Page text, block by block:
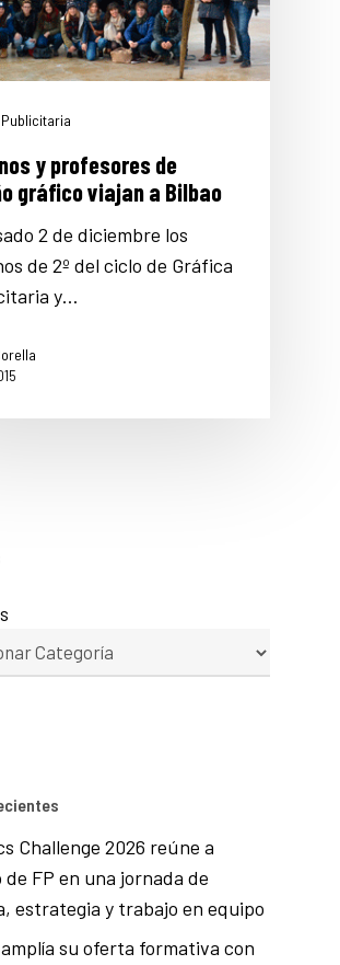
y profesores de
gráfico viajan a Bilbao
2 de diciembre los
de 2º del ciclo de Gráfica
y…
Challenge 2026 reúne a
FP en una jornada de
estrategia y trabajo en equipo
amplía su oferta formativa con